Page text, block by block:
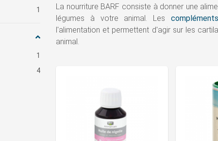
1
1
4
La nourriture BARF consiste à donner une
légumes à votre animal. Les
l'alimentation et permettent d'agir sur les
animal.